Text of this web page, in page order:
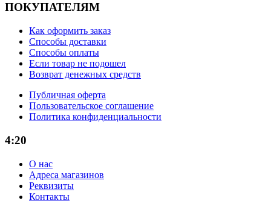
ПОКУПАТЕЛЯМ
Как оформить заказ
Способы доставки
Способы оплаты
Если товар не подошел
Возврат денежных средств
Публичная оферта
Пользовательское соглашение
Политика конфиденциальности
4:20
О нас
Адреса магазинов
Реквизиты
Контакты